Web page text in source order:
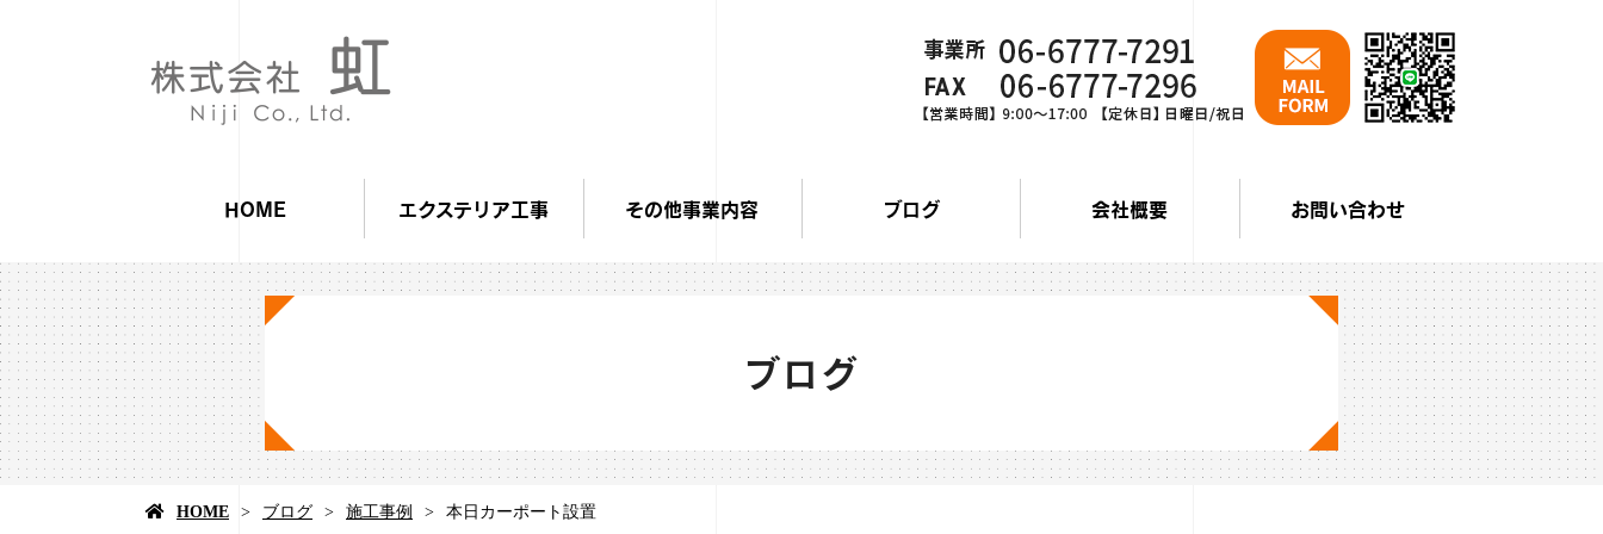
HOME エクステリア工事 その他事業内容 ブログ 会社概要 お問い合わせ
ブログ
HOME ブログ 施工事例 本日カーポート設置